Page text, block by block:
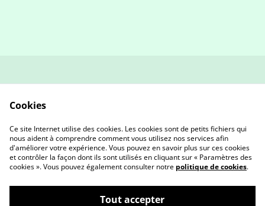
Conditions générales
confidentialité
Cookies
Cookies
Ce site Internet utilise des cookies. Les cookies sont de petits fichiers qui
nous aident à comprendre comment vous utilisez nos services afin
d'améliorer votre expérience. Vous pouvez en savoir plus sur ces cookies
et contrôler la façon dont ils sont utilisés en cliquant sur « Paramètres des
cookies ». Vous pouvez également consulter notre politique de cookies.
Tout accepter